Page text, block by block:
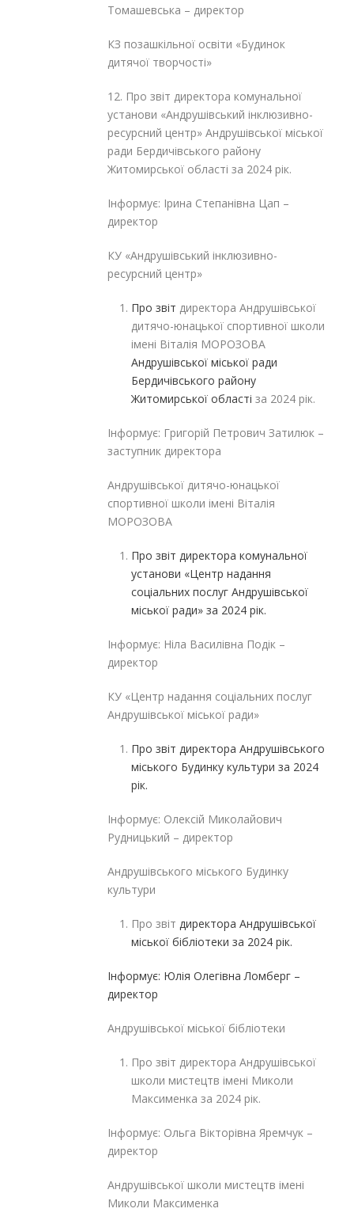
Томашевська – директор
КЗ позашкільної освіти «Будинок
дитячої творчості»
12. Про звіт директора комунальної
установи «Андрушівський інклюзивно-
ресурсний центр» Андрушівської міської
ради Бердичівського району
Житомирської області за 2024 рік.
Інформує: Ірина Степанівна Цап –
директор
КУ «Андрушівський інклюзивно-
ресурсний центр»
Про звіт директора Андрушівської
дитячо-юнацької спортивної школи
імені Віталія МОРОЗОВА
Андрушівської міської ради
Бердичівського району
Житомирської області за 2024 рік.
Інформує: Григорій Петрович Затилюк –
заступник директора
Андрушівської дитячо-юнацької
спортивної школи імені Віталія
МОРОЗОВА
Про звіт директора комунальної
установи «Центр надання
соціальних послуг Андрушівської
міської ради» за 2024 рік.
Інформує: Ніла Василівна Подік –
директор
КУ «Центр надання соціальних послуг
Андрушівської міської ради»
Про звіт директора Андрушівського
міського Будинку культури за 2024
рік.
Інформує: Олексій Миколайович
Рудницький – директор
Андрушівського міського Будинку
культури
Про звіт директора Андрушівської
міської бібліотеки за 2024 рік.
Інформує: Юлія Олегівна Ломберг –
директор
Андрушівської міської бібліотеки
Про звіт директора Андрушівської
школи мистецтв імені Миколи
Максименка за 2024 рік.
Інформує: Ольга Вікторівна Яремчук –
директор
Андрушівської школи мистецтв імені
Миколи Максименка